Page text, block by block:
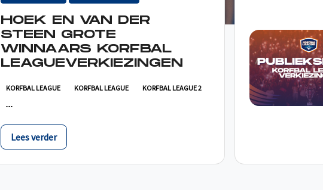
HOEK EN VAN DER
STEEN GROTE
WINNAARS KORFBAL
LEAGUEVERKIEZINGEN
KORFBAL LEAGUE KORFBAL LEAGUE KORFBAL LEAGUE 2
Lees verder